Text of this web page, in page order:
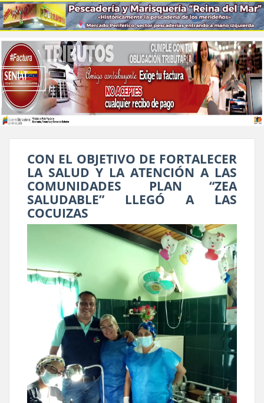
CON EL OBJETIVO DE FORTALECER
LA SALUD Y LA ATENCIÓN A LAS
COMUNIDADES PLAN “ZEA
SALUDABLE” LLEGÓ A LAS
COCUIZAS